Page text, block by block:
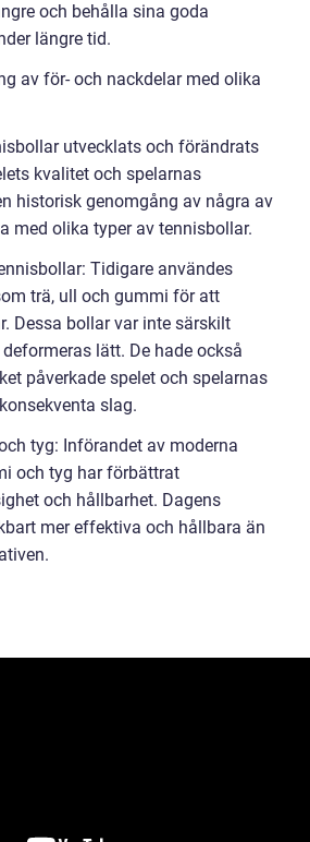
och behålla sina goda
längre tid.
av för- och nackdelar med olika
utvecklats och förändrats
kvalitet och spelarnas
historisk genomgång av några av
med olika typer av tennisbollar.
Tidigare användes
trä, ull och gummi för att
Dessa bollar var inte särskilt
lätt. De hade också
påverkade spelet och spelarnas
slag.
tyg: Införandet av moderna
och tyg har förbättrat
och hållbarhet. Dagens
mer effektiva och hållbara än